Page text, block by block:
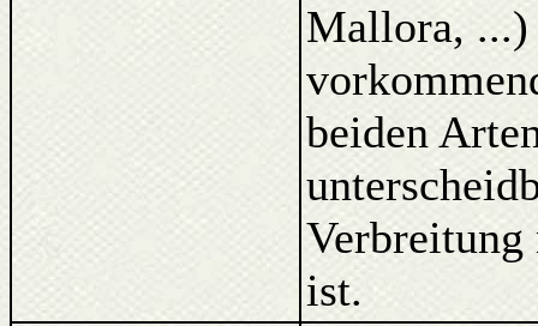
Mallora,
beiden
Verbreitung
ist.